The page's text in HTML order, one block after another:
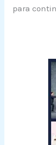
para